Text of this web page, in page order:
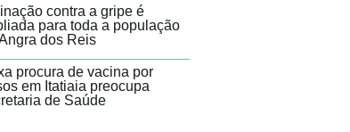
contra a gripe é
para toda a população
dos Reis
procura de vacina por
em Itatiaia preocupa
de Saúde